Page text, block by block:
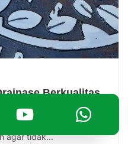
Berkualitas
vital dalam
untuk mengalirkan
agar tidak...